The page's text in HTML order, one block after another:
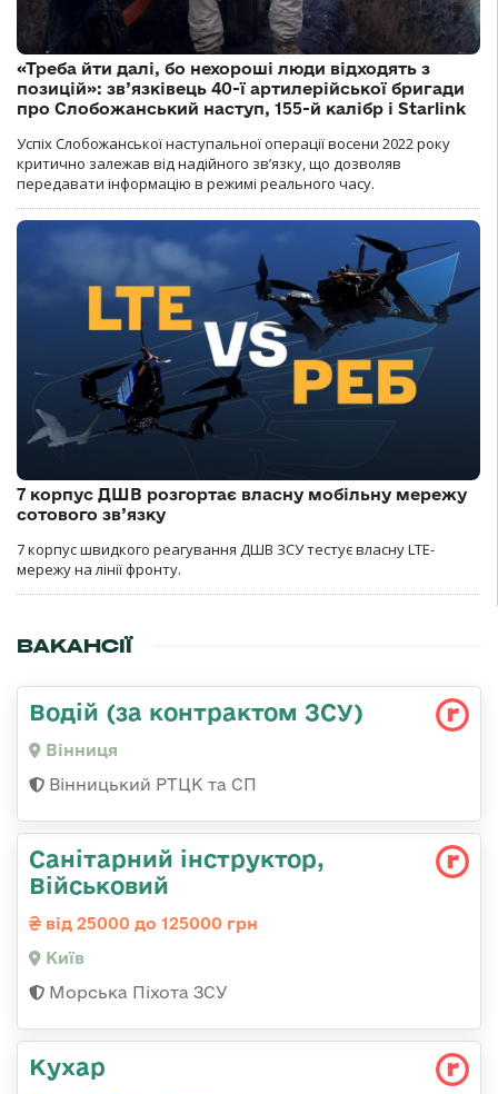
«Треба йти далі, бо нехороші люди відходять з
позицій»: зв’язківець 40-ї артилерійської бригади
про Слобожанський наступ, 155-й калібр і Starlink
Успіх Слобожанської наступальної операції восени 2022 року
критично залежав від надійного зв’язку, що дозволяв
передавати інформацію в режимі реального часу.
7 корпус ДШВ розгортає власну мобільну мережу
сотового зв’язку
7 корпус швидкого реагування ДШВ ЗСУ тестує власну LTE-
мережу на лінії фронту.
ВАКАНСІЇ
Водій (за контрактом ЗСУ)
Вінниця
Вінницький РТЦК та СП
Санітарний інструктор,
Військовий
від 25000 до 125000 грн
Київ
Морська Піхота ЗСУ
Кухар